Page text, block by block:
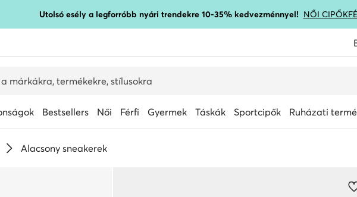
Utolsó esély a legforróbb nyári trendekre 10-35% kedvezménnyel! NŐI CIPŐK
Bestsellers Női Férfi Gyermek Táskák Sportcipők Ruházati
Alacsony sneakerek